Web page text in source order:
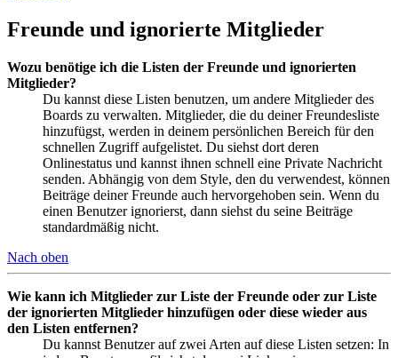
Freunde und ignorierte Mitglieder
Wozu benötige ich die Listen der Freunde und ignorierten
Mitglieder?
Du kannst diese Listen benutzen, um andere Mitglieder des
Boards zu verwalten. Mitglieder, die du deiner Freundesliste
hinzufügst, werden in deinem persönlichen Bereich für den
schnellen Zugriff aufgelistet. Du siehst dort deren
Onlinestatus und kannst ihnen schnell eine Private Nachricht
senden. Abhängig von dem Style, den du verwendest, können
Beiträge deiner Freunde auch hervorgehoben sein. Wenn du
einen Benutzer ignorierst, dann siehst du seine Beiträge
standardmäßig nicht.
Nach oben
Wie kann ich Mitglieder zur Liste der Freunde oder zur Liste
der ignorierten Mitglieder hinzufügen oder diese wieder aus
den Listen entfernen?
Du kannst Benutzer auf zwei Arten auf diese Listen setzen: In